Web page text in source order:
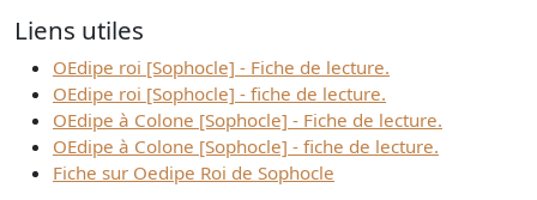
Liens utiles
OEdipe roi [Sophocle] - Fiche de lecture.
OEdipe roi [Sophocle] - fiche de lecture.
OEdipe à Colone [Sophocle] - Fiche de lecture.
OEdipe à Colone [Sophocle] - fiche de lecture.
Fiche sur Oedipe Roi de Sophocle